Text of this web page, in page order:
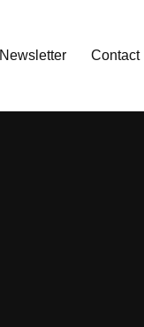
Newsletter Contact